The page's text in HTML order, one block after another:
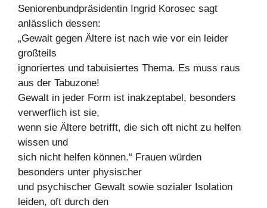
Seniorenbundpräsidentin Ingrid Korosec sagt
anlässlich dessen:
„Gewalt gegen Ältere ist nach wie vor ein leider
großteils
ignoriertes und tabuisiertes Thema. Es muss raus
aus der Tabuzone!
Gewalt in jeder Form ist inakzeptabel, besonders
verwerflich ist sie,
wenn sie Ältere betrifft, die sich oft nicht zu helfen
wissen und
sich nicht helfen können.“ Frauen würden
besonders unter physischer
und psychischer Gewalt sowie sozialer Isolation
leiden, oft durch den